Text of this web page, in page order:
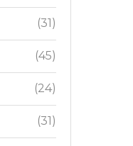
(31)
(45)
(24)
(31)